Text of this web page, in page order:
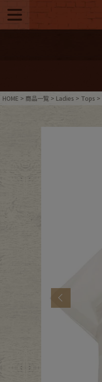
ログイン・会員登録
店舗紹介
HOME 商品一覧 Ladies Tops